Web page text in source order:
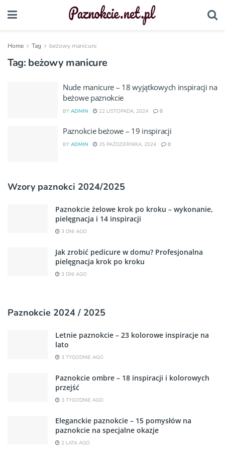
Home Tag beżowy manicure
Tag: beżowy manicure
Nude manicure – 18 wyjątkowych inspiracji na
beżowe paznokcie
BY ADMIN 22 LISTOPADA, 2024 0
Paznokcie beżowe – 19 inspiracji
BY ADMIN 25 PAŹDZIERNIKA, 2024 0
Wzory paznokci 2024/2025
Paznokcie żelowe krok po kroku – wykonanie,
pielęgnacja i 14 inspiracji
3 DNI AGO
Jak zrobić pedicure w domu? Profesjonalna
pielęgnacja krok po kroku
3 DNI AGO
Paznokcie 2024 / 2025
Letnie paznokcie – 23 kolorowe inspiracje na
lato
3 TYGODNIE AGO
Paznokcie ombre – 18 inspiracji i kolorowych
przejść
3 TYGODNIE AGO
Eleganckie paznokcie – 15 pomysłów na
paznokcie na specjalne okazje
2 LATA AGO